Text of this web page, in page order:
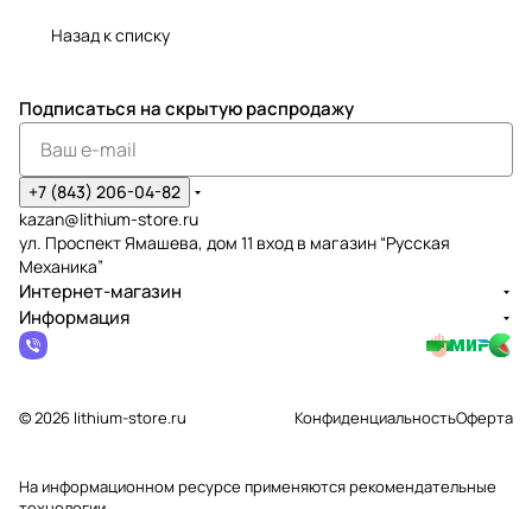
Назад к списку
Подписаться на скрытую распродажу
+7 (843) 206-04-82
kazan@lithium-store.ru
ул. Проспект Ямашева, дом 11 вход в магазин “Русская
Механика”
Интернет-магазин
Информация
© 2026 lithium-store.ru КонфиденциальностьОферта
На информационном ресурсе применяютсярекомендательные